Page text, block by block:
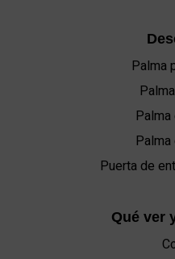
Palma
Puerta de
Qué ver